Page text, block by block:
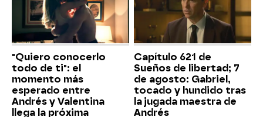
"Quiero conocerlo
todo de ti": el
momento más
esperado entre
Andrés y Valentina
llega la próxima
Capítulo 621 de
Sueños de libertad; 7
de agosto: Gabriel,
tocado y hundido tras
la jugada maestra de
Andrés